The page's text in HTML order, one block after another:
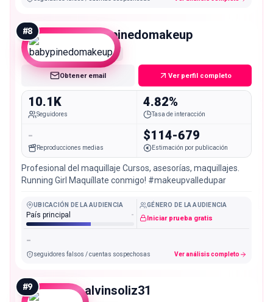
#8 babypinedomakeup
Micro
Obtener email Ver perfil completo
10.1K
Seguidores
4.82%
Tasa de interacción
-
Reproducciones medias
$114-679
Estimación por publicación
Profesional del maquillaje Cursos, asesorías, maquillajes.
Running Girl Maquíllate conmigo! #makeupvalledupar
UBICACIÓN DE LA AUDIENCIA
País principal -
GÉNERO DE LA AUDIENCIA
Iniciar prueba gratis
-
seguidores falsos / cuentas sospechosas Ver análisis completo
#9 alvinsoliz31